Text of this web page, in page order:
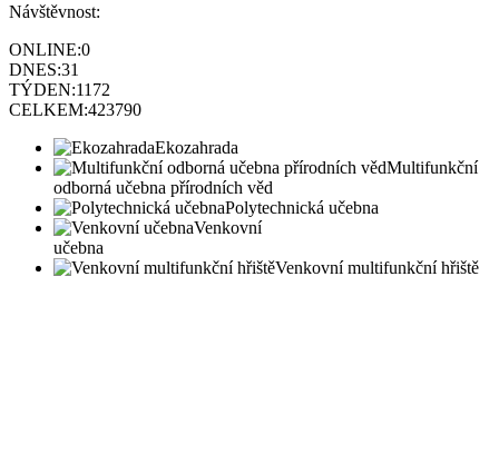
Návštěvnost:
ONLINE:0
DNES:31
TÝDEN:1172
CELKEM:423790
Ekozahrada
Multifunkční
odborná učebna přírodních věd
Polytechnická učebna
Venkovní
učebna
Venkovní multifunkční hřiště